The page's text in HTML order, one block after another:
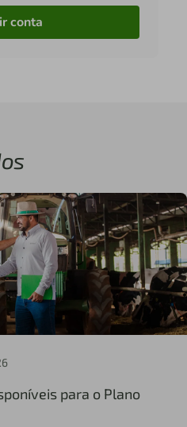
conta
para o Plano